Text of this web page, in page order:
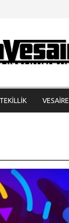
VESAİRE